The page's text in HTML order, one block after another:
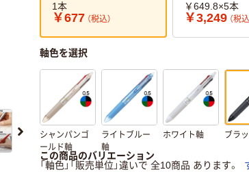
1本
￥677 （税込）
￥649.8×5本
￥3,249 （税込
軸色を選択
シャンパンゴ
ールド軸
ライトブルー
軸
ホワイト軸 ブラ
この商品のバリエーション
「軸色」「販売単位」違いで 全10商品 あります。